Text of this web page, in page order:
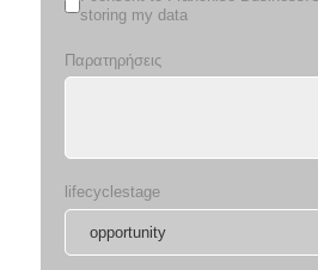
storing my data
Παρατηρήσεις
lifecyclestage